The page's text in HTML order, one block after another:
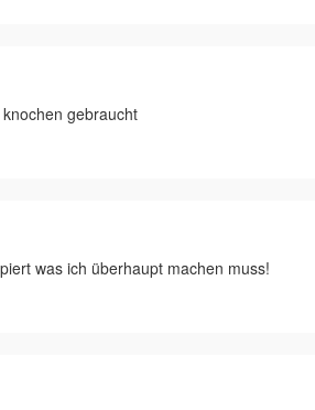
gebraucht
was ich überhaupt machen muss!